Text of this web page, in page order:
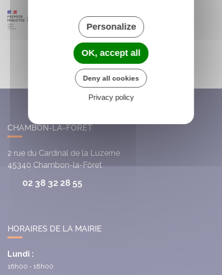
CHAMBON-LA-FÔRET
2 rue du Cardinal de la Luzerne
45340 Chambon-la-Fôret
02 38 32 28 55
HORAIRES DE LA MAIRIE
Lundi :
16h00 - 18h00
Personalize
OK, accept all
Deny all cookies
Privacy policy